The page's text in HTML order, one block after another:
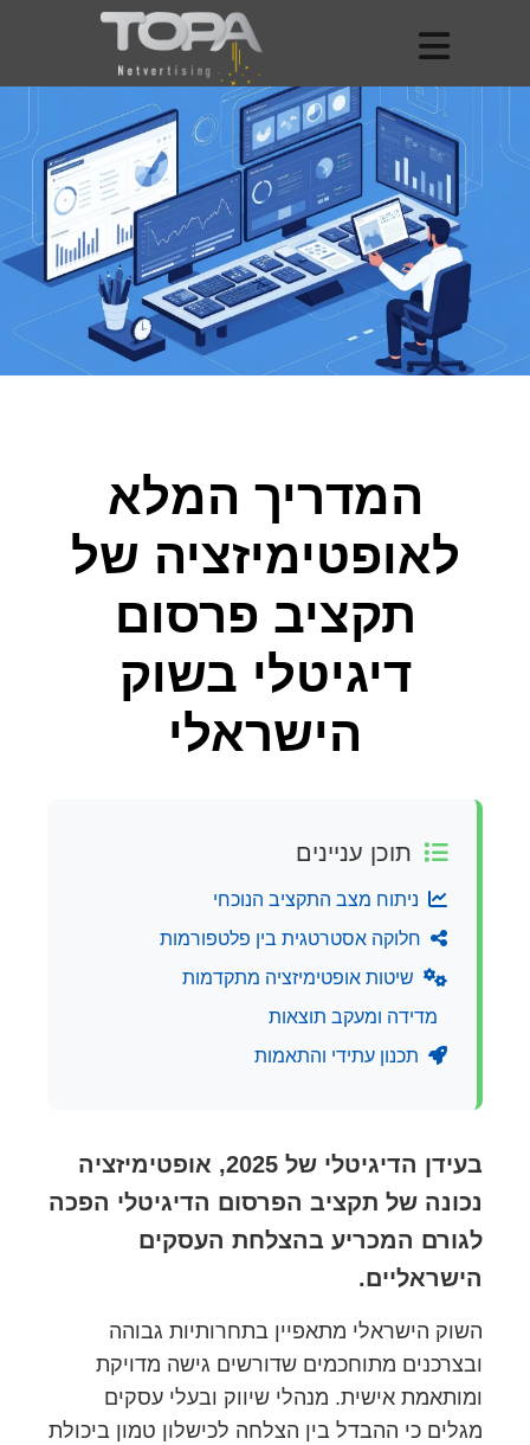
המדריך המלא
לאופטימיזציה של
תקציב פרסום
דיגיטלי בשוק
הישראלי
תוכן עניינים
ניתוח מצב התקציב הנוכחי
חלוקה אסטרטגית בין פלטפורמות
שיטות אופטימיזציה מתקדמות
מדידה ומעקב תוצאות
תכנון עתידי והתאמות
בעידן הדיגיטלי של 2025, אופטימיזציה
נכונה של תקציב הפרסום הדיגיטלי הפכה
לגורם המכריע בהצלחת העסקים
הישראליים.
השוק הישראלי מתאפיין בתחרותיות גבוהה
ובצרכנים מתוחכמים שדורשים גישה מדויקת
ומותאמת אישית. מנהלי שיווק ובעלי עסקים
מגלים כי ההבדל בין הצלחה לכישלון טמון ביכולת